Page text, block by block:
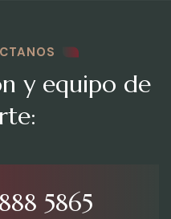
y equipo de
5865